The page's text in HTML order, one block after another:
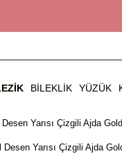
BILEKLIK YÜZÜK
Desen Yarısı Çizgili Ajda